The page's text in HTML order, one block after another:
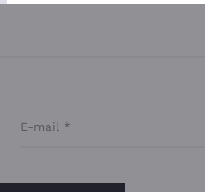
E-mail *